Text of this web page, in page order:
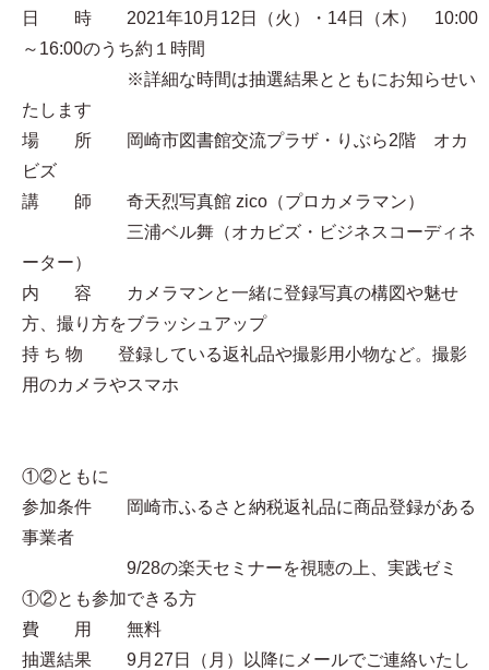
日 時 2021年10月12日（火）・14日（木） 10:00
～16:00のうち約１時間
※詳細な時間は抽選結果とともにお知らせい
たします
場 所 岡崎市図書館交流プラザ・りぶら2階 オカ
ビズ
講 師 奇天烈写真館 zico（プロカメラマン）
三浦ベル舞（オカビズ・ビジネスコーディネ
ーター）
内 容 カメラマンと一緒に登録写真の構図や魅せ
方、撮り方をブラッシュアップ
持 ち 物 登録している返礼品や撮影用小物など。撮影
用のカメラやスマホ
①②ともに
参加条件 岡崎市ふるさと納税返礼品に商品登録がある
事業者
9/28の楽天セミナーを視聴の上、実践ゼミ
①②とも参加できる方
費 用 無料
抽選結果 9月27日（月）以降にメールでご連絡いたし